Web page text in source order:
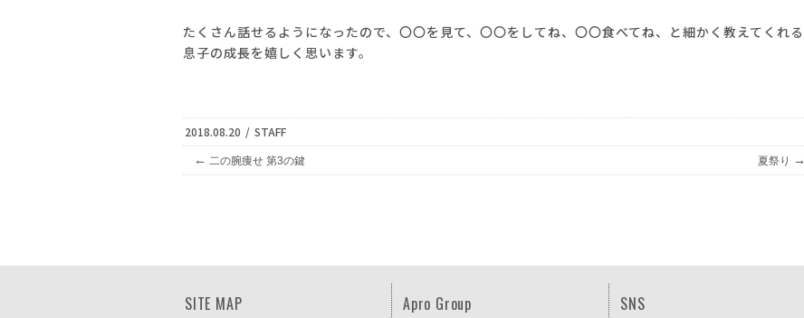
たくさん話せるようになったので、〇〇を見て、〇〇をしてね、〇〇食べてね、と細かく教えてくれる
息子の成長を嬉しく思います。
2018.08.20 / STAFF
← 二の腕痩せ 第3の鍵 夏祭り →
SITE MAP Apro Group SNS